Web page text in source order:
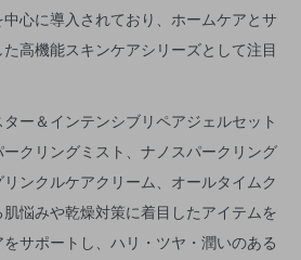
心に導入されており、ホームケアとサ
高機能スキンケアシリーズとして注目
ー＆インテンシブリペアジェルセット
クリングミスト、ナノスパークリング
ンクルケアクリーム、オールタイムク
悩みや乾燥対策に着目したアイテムを
サポートし、ハリ・ツヤ・潤いのある